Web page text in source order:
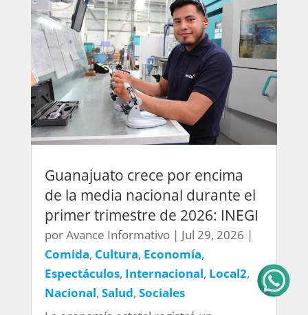
Guanajuato crece por encima
de la media nacional durante el
primer trimestre de 2026: INEGI
porAvance Informativo| Jul 29, 2026 |
Comida, Cultura, Economía,
Espectáculos, Internacional, Local2,
Nacional, Salud, Sociales